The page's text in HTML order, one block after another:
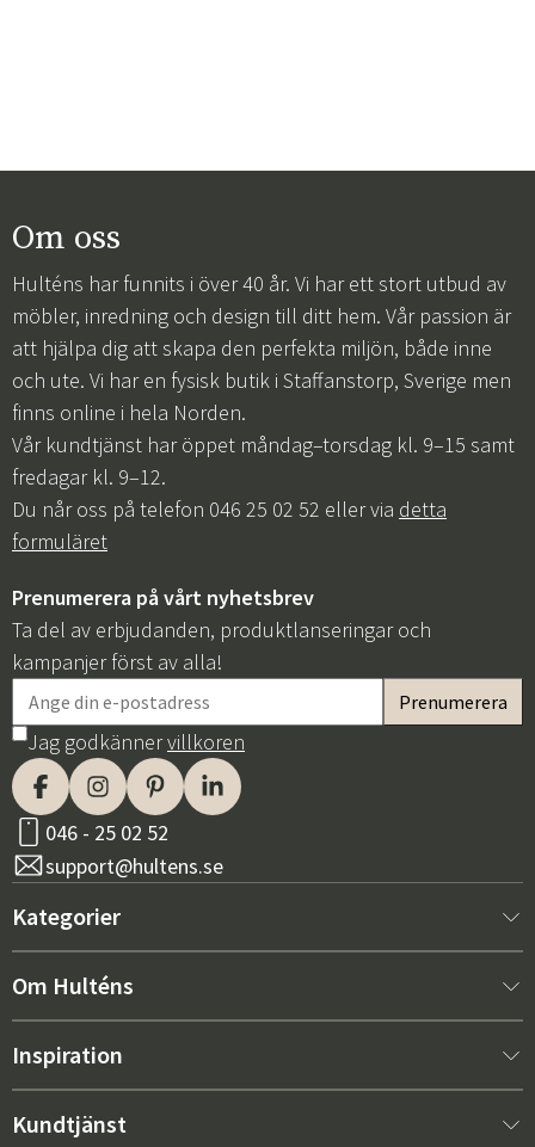
Om oss
Hulténs har funnits i över 40 år. Vi har ett stort utbud av
möbler, inredning och design till ditt hem. Vår passion är
att hjälpa dig att skapa den perfekta miljön, både inne
och ute. Vi har en fysisk butik i Staffanstorp, Sverige men
finns online i hela Norden.
Vår kundtjänst har öppet måndag–torsdag kl. 9–15 samt
fredagar kl. 9–12.
Du når oss på telefon 046 25 02 52 eller via detta
formuläret
Prenumerera på vårt nyhetsbrev
Ta del av erbjudanden, produktlanseringar och
kampanjer först av alla!
Jag godkännervillkoren
046 - 25 02 52
support@hultens.se
Kategorier
Nytt hos oss
Inredning
Om Hulténs
Om Hulténs
Inspiration
Bästsäljare
Kundtjänst